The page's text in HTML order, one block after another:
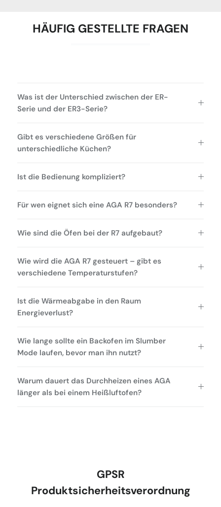
HÄUFIG GESTELLTE FRAGEN
Was ist der Unterschied zwischen der ER-
Serie und der ER3-Serie?
Gibt es verschiedene Größen für
unterschiedliche Küchen?
Ist die Bedienung kompliziert?
Für wen eignet sich eine AGA R7 besonders?
Wie sind die Öfen bei der R7 aufgebaut?
Wie wird die AGA R7 gesteuert – gibt es
verschiedene Temperaturstufen?
Ist die Wärmeabgabe in den Raum
Energieverlust?
Wie lange sollte ein Backofen im Slumber
Mode laufen, bevor man ihn nutzt?
Warum dauert das Durchheizen eines AGA
länger als bei einem Heißluftofen?
GPSR
Produktsicherheitsverordnung